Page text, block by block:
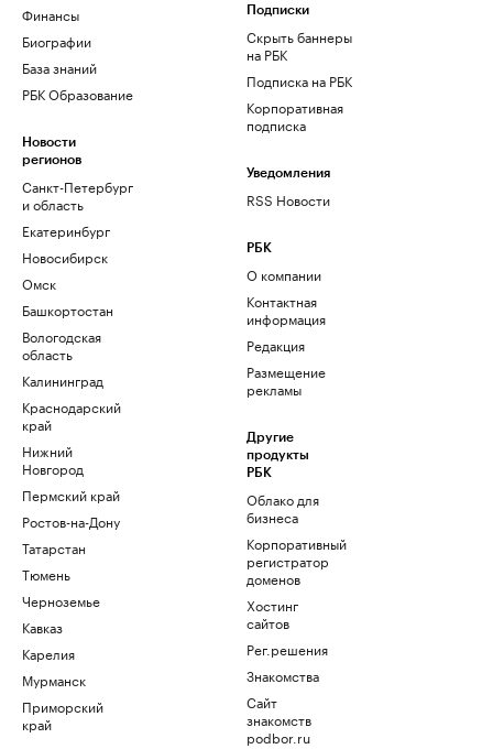
Финансы
Биографии
База знаний
РБК Образование
Новости
регионов
Санкт-Петербург
и область
Екатеринбург
Новосибирск
Омск
Башкортостан
Вологодская
область
Калининград
Краснодарский
край
Нижний
Новгород
Пермский край
Ростов-на-Дону
Татарстан
Тюмень
Черноземье
Кавказ
Карелия
Мурманск
Приморский
край
Подписки
Скрыть баннеры
на РБК
Подписка на РБК
Корпоративная
подписка
Уведомления
RSS Новости
РБК
О компании
Контактная
информация
Редакция
Размещение
рекламы
Другие
продукты
РБК
Облако для
бизнеса
Корпоративный
регистратор
доменов
Хостинг
сайтов
Рег.решения
Знакомства
Сайт
знакомств
podbor.ru